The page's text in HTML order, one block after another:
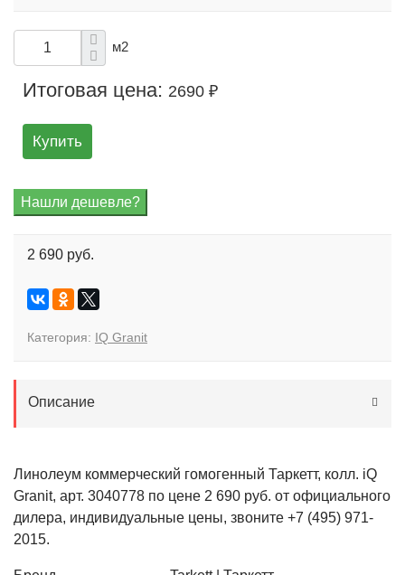
м2
Итоговая цена: 2690 ₽
Купить
2 690 руб.
Категория: IQ Granit
Описание
Линолеум коммерческий гомогенный Таркетт, колл. iQ
Granit, арт. 3040778 по цене 2 690 руб. от официального
дилера, индивидуальные цены, звоните +7 (495) 971-
2015.